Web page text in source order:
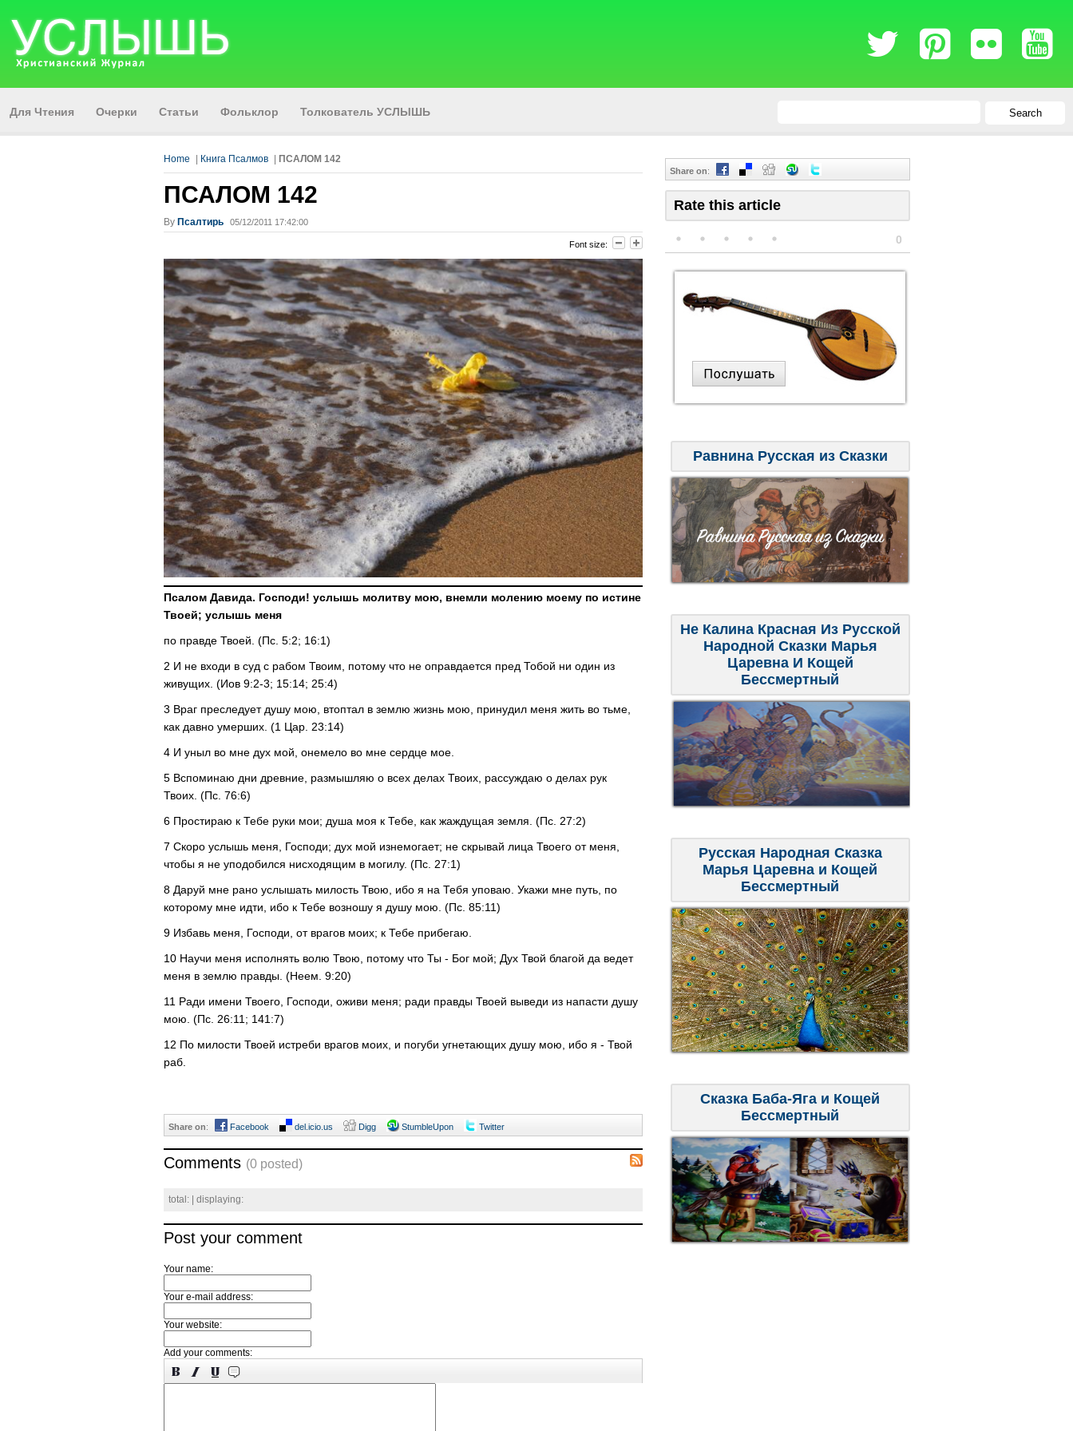
Для Чтения Очерки Статьи Фольклор Толкователь УСЛЫШЬ Search
Home Книга Псалмов ПСАЛОМ 142
ПСАЛОМ 142
By Псалтирь 05/12/2011 17:42:00
Font size:
Псалом Давида. Господи! услышь молитву мою, внемли молению моему по истине
Твоей; услышь меня
по правде Твоей. (Пс. 5:2; 16:1)
2 И не входи в суд с рабом Твоим, потому что не оправдается пред Тобой ни один из
живущих. (Иов 9:2-3; 15:14; 25:4)
3 Враг преследует душу мою, втоптал в землю жизнь мою, принудил меня жить во тьме,
как давно умерших. (1 Цар. 23:14)
4 И уныл во мне дух мой, онемело во мне сердце мое.
5 Вспоминаю дни древние, размышляю о всех делах Твоих, рассуждаю о делах рук
Твоих. (Пс. 76:6)
6 Простираю к Тебе руки мои; душа моя к Тебе, как жаждущая земля. (Пс. 27:2)
7 Скоро услышь меня, Господи; дух мой изнемогает; не скрывай лица Твоего от меня,
чтобы я не уподобился нисходящим в могилу. (Пс. 27:1)
8 Даруй мне рано услышать милость Твою, ибо я на Тебя уповаю. Укажи мне путь, по
которому мне идти, ибо к Тебе возношу я душу мою. (Пс. 85:11)
9 Избавь меня, Господи, от врагов моих; к Тебе прибегаю.
10 Научи меня исполнять волю Твою, потому что Ты - Бог мой; Дух Твой благой да ведет
меня в землю правды. (Неем. 9:20)
11 Ради имени Твоего, Господи, оживи меня; ради правды Твоей выведи из напасти душу
мою. (Пс. 26:11; 141:7)
12 По милости Твоей истреби врагов моих, и погуби угнетающих душу мою, ибо я - Твой
раб.
Share on: Facebook del.icio.us Digg StumbleUpon Twitter
Comments (0 posted)
total: | displaying:
Post your comment
Your name:
Your e-mail address:
Your website:
Add your comments:
Share on:
Rate this article
0
Равнина Русская из Сказки
Не Калина Красная Из Русской
Народной Сказки Марья
Царевна И Кощей
Бессмертный
Русская Народная Сказка
Марья Царевна и Кощей
Бессмертный
Сказка Баба-Яга и Кощей
Бессмертный